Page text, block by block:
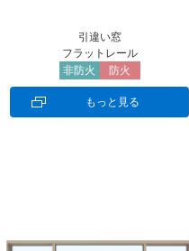
引違い窓
フラットレール
非防火
防火
もっと見る